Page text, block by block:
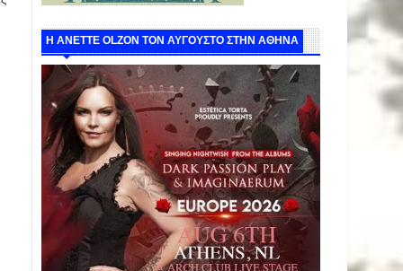
Η ANETTE OLZON ΤΟΝ ΑΥΓΟΥΣΤΟ ΣΤΗΝ ΑΘΗΝΑ